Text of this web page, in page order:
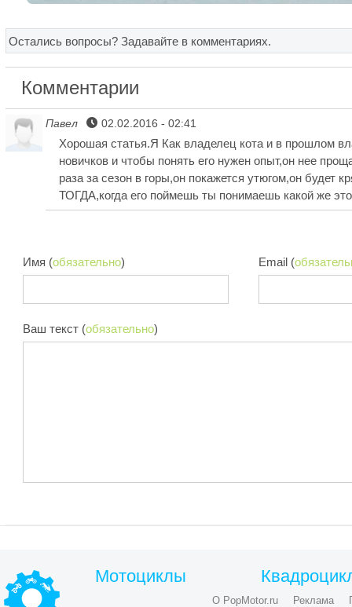
Остались вопросы? Задавайте в комментариях.
Комментарии
Павел 02.02.2016 - 02:41
Хорошая статья.Я Как владелец кота и в прошлом
новичков и чтобы понять его нужен опыт,он нее
раза за сезон в горы,он покажется утюгом,он будет
ТОГДА,когда его поймешь ты понимаешь какой же
Имя (обязательно) Email (
Ваш текст (обязательно)
Мотоциклы
О PopMotor.ru Реклама